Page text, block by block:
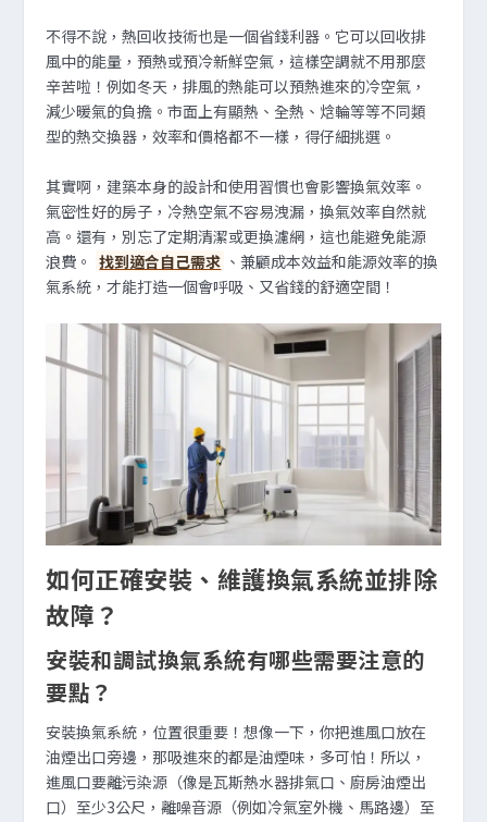
不得不說，熱回收技術也是一個省錢利器。它可以回收排
風中的能量，預熱或預冷新鮮空氣，這樣空調就不用那麼
辛苦啦！例如冬天，排風的熱能可以預熱進來的冷空氣，
減少暖氣的負擔。市面上有顯熱、全熱、焓輪等等不同類
型的熱交換器，效率和價格都不一樣，得仔細挑選。
其實啊，建築本身的設計和使用習慣也會影響換氣效率。
氣密性好的房子，冷熱空氣不容易洩漏，換氣效率自然就
高。還有，別忘了定期清潔或更換濾網，這也能避免能源
浪費。
找到適合自己需求 、兼顧成本效益和能源效率的換
氣系統，才能打造一個會呼吸、又省錢的舒適空間！
如何正確安裝、維護換氣系統並排除
故障？
安裝和調試換氣系統有哪些需要注意的
要點？
安裝換氣系統，位置很重要！想像一下，你把進風口放在
油煙出口旁邊，那吸進來的都是油煙味，多可怕！所以，
進風口要離污染源（像是瓦斯熱水器排氣口、廚房油煙出
口）至少3公尺，離噪音源（例如冷氣室外機、馬路邊）至